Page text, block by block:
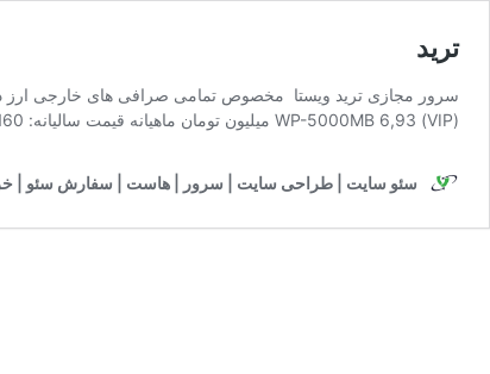
ترید
(VIP) WP-5000MB 6,93 میلیون تومان ماهیانه قیمت سالیانه: 83,160 69,300 میلیون تومان ثبت سفارش SSD/NVMe تعداد بازدید ماهانه پنل مدیریت کش لایت …
سئو سایت | طراحی سایت | سرور | هاست | سفارش سئو |